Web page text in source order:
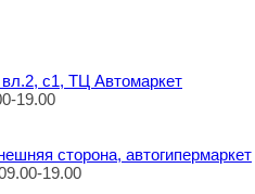
с1, ТЦ Автомаркет
19.00
сторона, автогипермаркет
19.00